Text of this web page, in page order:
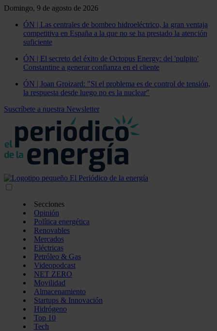
Domingo, 9 de agosto de 2026
ÓN | Las centrales de bombeo hidroeléctrico, la gran ventaja
competitiva en España a la que no se ha prestado la atención
suficiente
ÓN | El secreto del éxito de Octopus Energy: del 'pulpito'
Constantine a generar confianza en el cliente
ÓN | Joan Groizard: "Si el problema es de control de tensión,
la respuesta desde luego no es la nuclear"
Suscríbete a nuestra Newsletter
Secciones
Opinión
Política energética
Renovables
Mercados
Eléctricas
Petróleo & Gas
Videopodcast
NET ZERO
Movilidad
Almacenamiento
Startups & Innovación
Hidrógeno
Top 10
Tech